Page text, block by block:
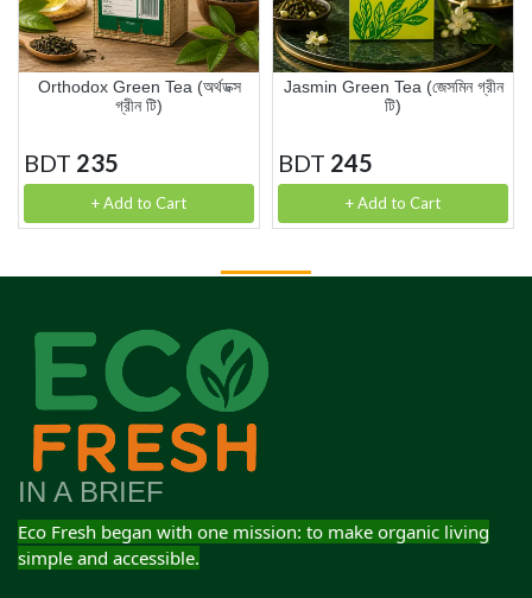
Orthodox Green Tea (অর্থডক্স
গ্রীন টি)
BDT 235
+ Add to Cart
Jasmin Green Tea (জেসমিন গ্রীন
টি)
BDT 245
+ Add to Cart
IN A BRIEF
Eco Fresh began with one mission: to make organic living
simple and accessible.